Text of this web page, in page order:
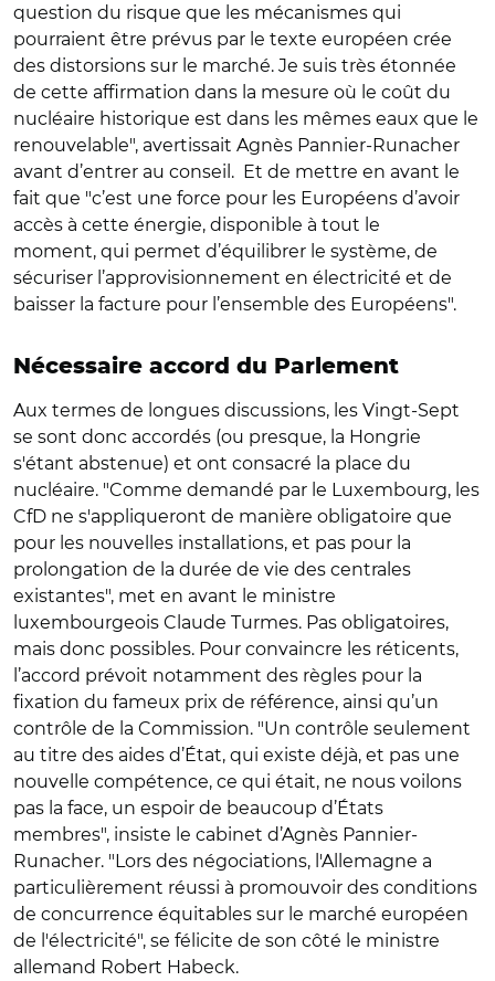
question du risque que les mécanismes qui
pourraient être prévus par le texte européen crée
des distorsions sur le marché. Je suis très étonnée
de cette affirmation dans la mesure où le coût du
nucléaire historique est dans les mêmes eaux que le
renouvelable", avertissait Agnès Pannier-Runacher
avant d’entrer au conseil. Et de mettre en avant le
fait que "c’est une force pour les Européens d’avoir
accès à cette énergie, disponible à tout le
moment, qui permet d’équilibrer le système, de
sécuriser l’approvisionnement en électricité et de
baisser la facture pour l’ensemble des Européens".
Nécessaire accord du Parlement
Aux termes de longues discussions, les Vingt-Sept
se sont donc accordés (ou presque, la Hongrie
s'étant abstenue) et ont consacré la place du
nucléaire. "Comme demandé par le Luxembourg, les
CfD ne s'appliqueront de manière obligatoire que
pour les nouvelles installations, et pas pour la
prolongation de la durée de vie des centrales
existantes", met en avant le ministre
luxembourgeois Claude Turmes. Pas obligatoires,
mais donc possibles. Pour convaincre les réticents,
l’accord prévoit notamment des règles pour la
fixation du fameux prix de référence, ainsi qu’un
contrôle de la Commission. "Un contrôle seulement
au titre des aides d’État, qui existe déjà, et pas une
nouvelle compétence, ce qui était, ne nous voilons
pas la face, un espoir de beaucoup d’États
membres", insiste le cabinet d’Agnès Pannier-
Runacher. "Lors des négociations, l'Allemagne a
particulièrement réussi à promouvoir des conditions
de concurrence équitables sur le marché européen
de l'électricité", se félicite de son côté le ministre
allemand Robert Habeck.